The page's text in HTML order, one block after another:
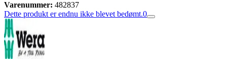
Varenummer: 482837
Dette produkt er endnu ikke blevet bedømt.0